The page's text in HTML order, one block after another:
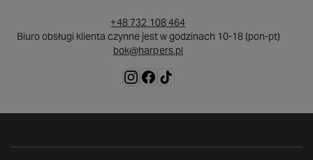
+48 732 108 464
Biuro obsługi klienta czynne jest w godzinach 10-18 (pon-pt)
bok@harpers.pl